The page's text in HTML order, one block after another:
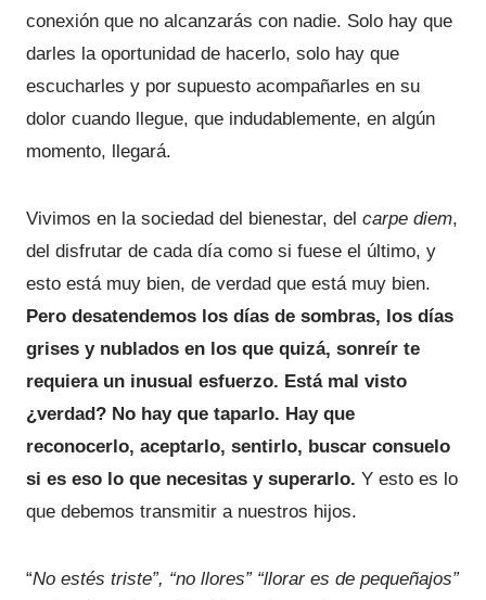
conexión que no alcanzarás con nadie. Solo hay que
darles la oportunidad de hacerlo, solo hay que
escucharles y por supuesto acompañarles en su
dolor cuando llegue, que indudablemente, en algún
momento, llegará.
Vivimos en la sociedad del bienestar, del carpe diem,
del disfrutar de cada día como si fuese el último, y
esto está muy bien, de verdad que está muy bien.
Pero desatendemos los días de sombras, los días
grises y nublados en los que quizá, sonreír te
requiera un inusual esfuerzo. Está mal visto
¿verdad? No hay que taparlo. Hay que
reconocerlo, aceptarlo, sentirlo, buscar consuelo
si es eso lo que necesitas y superarlo. Y esto es lo
que debemos transmitir a nuestros hijos.
“No estés triste”, “no llores” “llorar es de pequeñajos”